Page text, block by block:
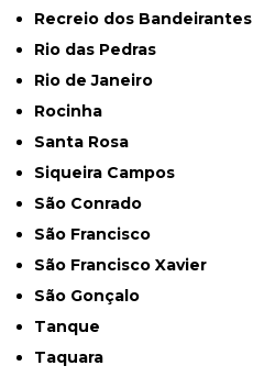
Recreio dos Bandeirantes
Rio das Pedras
Rio de Janeiro
Rocinha
Santa Rosa
Siqueira Campos
São Conrado
São Francisco
São Francisco Xavier
São Gonçalo
Tanque
Taquara